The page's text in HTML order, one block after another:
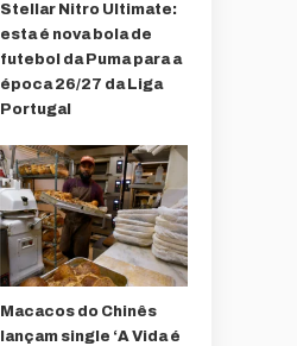
Stellar Nitro Ultimate:
esta é nova bola de
futebol da Puma para a
época 26/27 da Liga
Portugal
Macacos do Chinês
lançam single ‘A Vida é